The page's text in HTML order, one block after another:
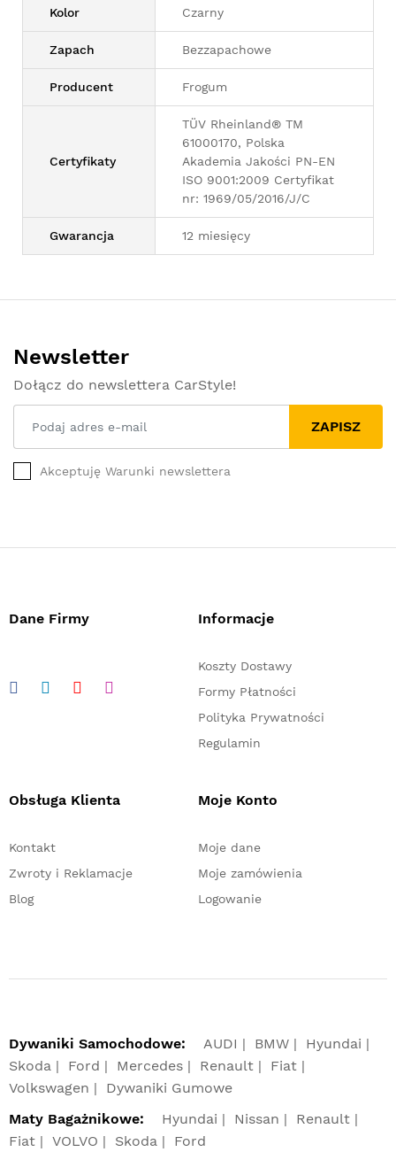
Kolor Czarny
Zapach Bezzapachowe
Producent Frogum
Certyfikaty
TÜV Rheinland® TM
61000170, Polska
Akademia Jakości PN-EN
ISO 9001:2009 Certyfikat
nr: 1969/05/2016/J/C
Gwarancja 12 miesięcy
Newsletter
Dołącz do newslettera CarStyle!
ZAPISZ
Akceptuję Warunki newslettera
Dane Firmy Informacje
Koszty Dostawy
Formy Płatności
Polityka Prywatności
Regulamin
Obsługa Klienta
Kontakt
Zwroty i Reklamacje
Blog
Moje Konto
Moje dane
Moje zamówienia
Logowanie
Dywaniki Samochodowe: AUDI BMW
Hyundai
Skoda
Ford Mercedes Renault
Fiat
Volkswagen
Dywaniki Gumowe
Maty Bagażnikowe:
Hyundai Nissan
Renault
Fiat
VOLVO Skoda Ford